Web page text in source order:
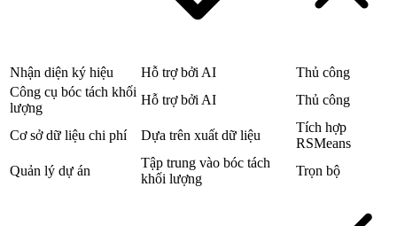
Nhận diện ký hiệu Hỗ trợ bởi AI
Thủ công
Công cụ bóc tách khối
lượng
Hỗ trợ bởi AI Thủ công
Cơ sở dữ liệu chi phí Dựa trên xuất dữ liệu
Tích hợp
RSMeans
Quản lý dự án
Tập trung vào bóc tách
khối lượng
Trọn bộ